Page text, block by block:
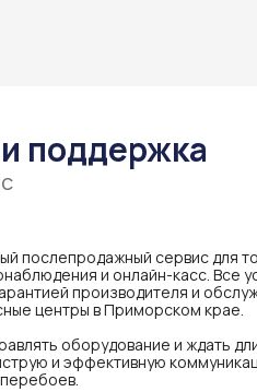
поддержка
послепродажный сервис для
и онлайн-касс. Все
производителя и
центры в Приморском крае.
оборудование и ждать
и эффективную